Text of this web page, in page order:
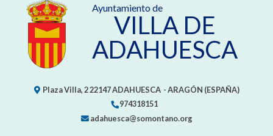
Ayuntamiento de
VILLA DE
ADAHUESCA
Plaza Villa, 222147ADAHUESCA - ARAGÓN (ESPAÑA)
974318151
adahuesca@somontano.org